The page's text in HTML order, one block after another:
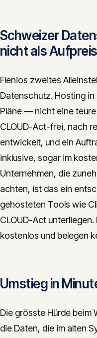
Schweizer
nicht als Aufpreis
Flenios zweites
Datenschutz. Hosting
Pläne — nicht eine
CLOUD-Act-frei, nach
entwickelt, und ein
inklusive, sogar im
Unternehmen, die
achten, ist das ein
gehosteten Tools wie
CLOUD-Act
kostenlos und belegen
Umstieg in
Die grösste Hürde beim
die Daten, die im alten